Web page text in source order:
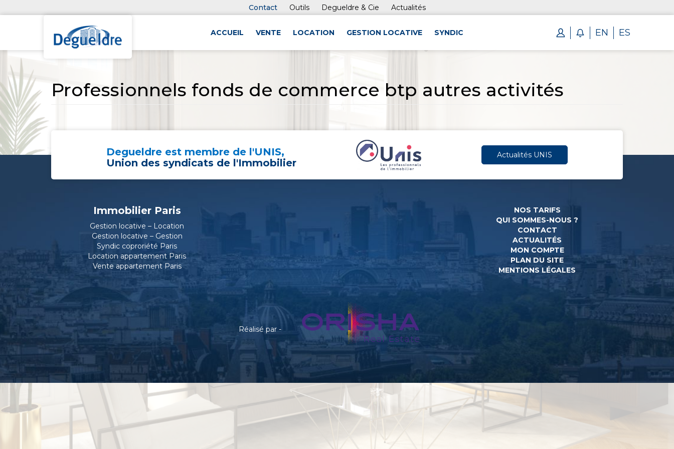
Contact Outils Degueldre & Cie Actualités
ACCUEIL VENTE LOCATION GESTION LOCATIVE SYNDIC EN ES
Professionnels fonds de commerce btp autres activités
Degueldre est membre de l'UNIS,
Union des syndicats de l'Immobilier
Actualités UNIS
Immobilier Paris
Gestion locative – Location
Gestion locative – Gestion
Syndic coproriété Paris
Location appartement Paris
Vente appartement Paris
NOS TARIFS
QUI SOMMES-NOUS ?
CONTACT
ACTUALITÉS
MON COMPTE
PLAN DU SITE
MENTIONS LÉGALES
Réalisé par -